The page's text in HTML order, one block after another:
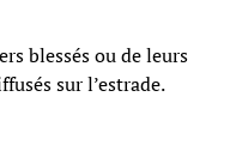
blessés ou de leurs
sur l’estrade.